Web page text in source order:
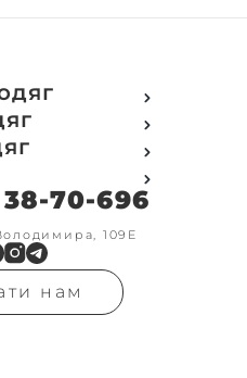
70-696
109Е
нам